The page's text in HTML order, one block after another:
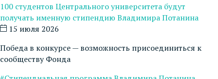
100 студентов Центрального университета будут
получать именную стипендию Владимира Потанина
15 июля 2026
Победа в конкурсе — возможность присоединиться к
сообществу Фонда